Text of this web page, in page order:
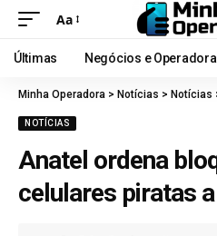
Aa
Últimas Negócios e
Minha Operadora > Notícias > Notícias
NOTÍCIAS
Anatel ordena
celulares piratas